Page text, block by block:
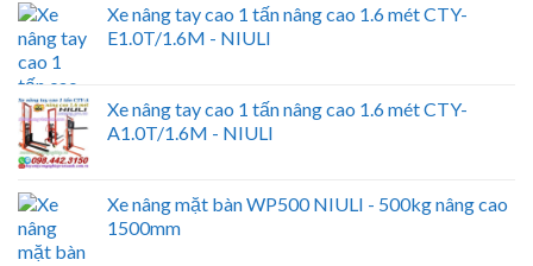
Xe nâng tay cao 1 tấn nâng cao 1.6 mét CTY-
E1.0T/1.6M - NIULI
Xe nâng tay cao 1 tấn nâng cao 1.6 mét CTY-
A1.0T/1.6M - NIULI
Xe nâng mặt bàn WP500 NIULI - 500kg nâng cao
1500mm